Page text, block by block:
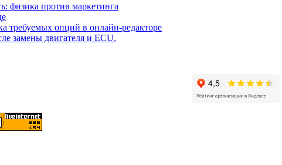
физика против маркетинга
требуемых опций в онлайн-редакторе
замены двигателя и ECU.